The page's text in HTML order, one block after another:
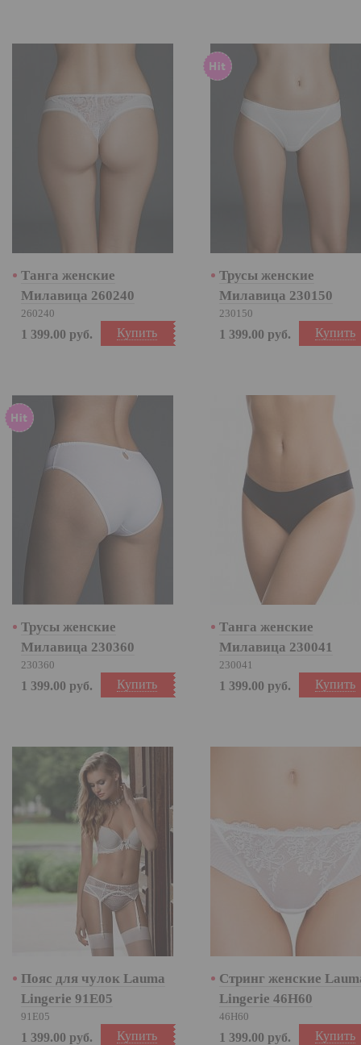
Танга женские
Милавица 260240
260240
Купить
1 399.00 руб.
Трусы женские
Милавица 230150
230150
Купить
1 399.00 руб.
Трусы женские
Милавица 230360
230360
Купить
1 399.00 руб.
Танга женские
Милавица 230041
230041
Купить
1 399.00 руб.
Пояс для чулок Lauma
Lingerie 91E05
91E05
Купить
1 399.00 руб.
Стринг женские
Lingerie 46H60
46H60
Купить
1 399.00 руб.